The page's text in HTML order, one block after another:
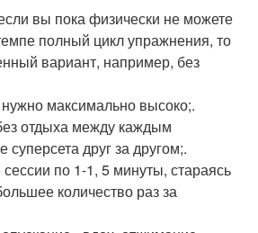
вы пока физически не можете
полный цикл упражнения, то
вариант, например, без
максимально высоко;.
отдыха между каждым
друг за другом;.
по 1-1, 5 минуты, стараясь
количество раз за